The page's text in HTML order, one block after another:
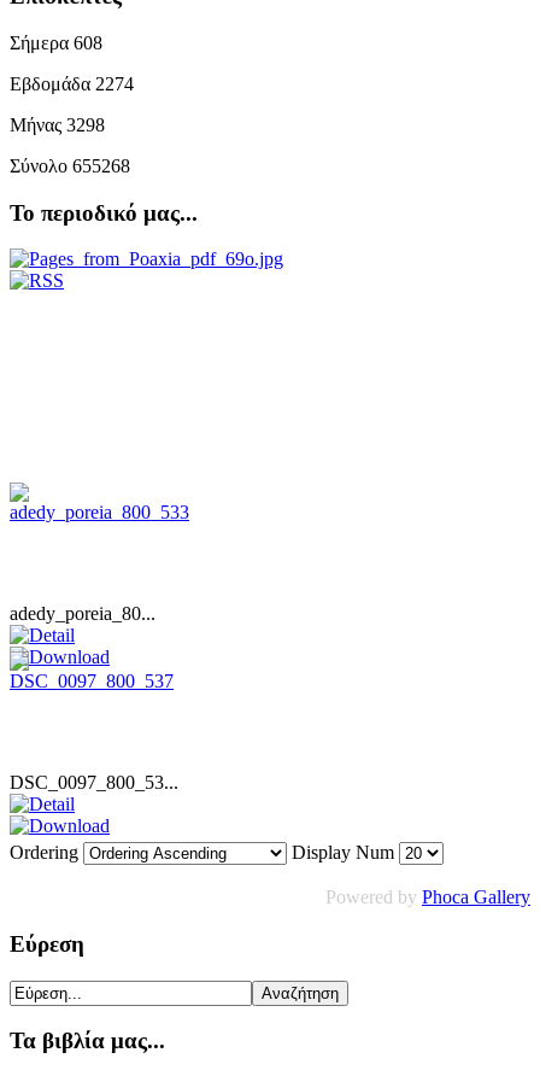
Σήμερα 608
Εβδομάδα 2274
Μήνας 3298
Σύνολο 655268
Το περιοδικό μας...
adedy_poreia_80...
DSC_0097_800_53...
Ordering Display Num
Powered by Phoca Gallery
Εύρεση
Τα βιβλία μας...